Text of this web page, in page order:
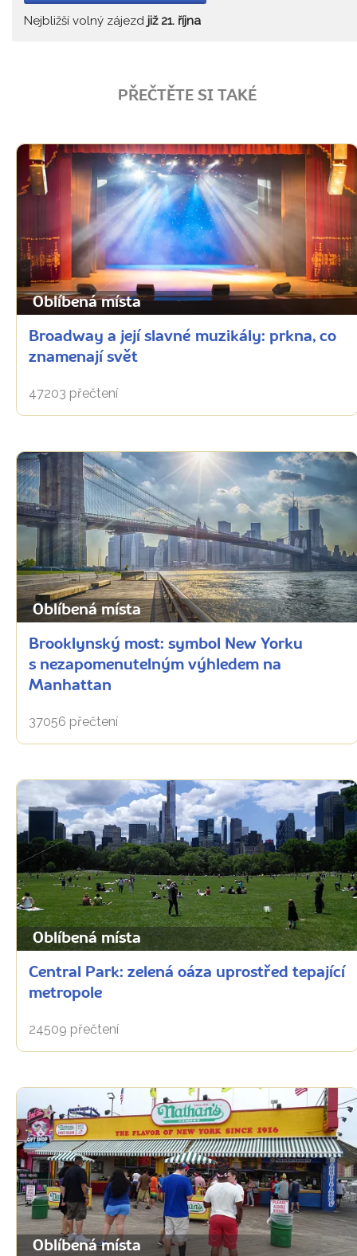
Nejbližší volný zájezd již 21. října
PŘEČTĚTE SI TAKÉ
Oblíbená místa
Broadway a její slavné muzikály: prkna, co
znamenají svět
47203 přečtení
Oblíbená místa
Brooklynský most: symbol New Yorku
s nezapomenutelným výhledem na
Manhattan
37056 přečtení
Oblíbená místa
Central Park: zelená oáza uprostřed tepající
metropole
24509 přečtení
Oblíbená místa